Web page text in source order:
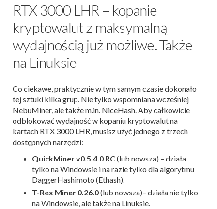
RTX 3000 LHR – kopanie
kryptowalut z maksymalną
wydajnością już możliwe. Także
na Linuksie
Co ciekawe, praktycznie w tym samym czasie dokonało
tej sztuki kilka grup. Nie tylko wspomniana wcześniej
NebuMiner, ale także m.in. NiceHash. Aby całkowicie
odblokować wydajność w kopaniu kryptowalut na
kartach RTX 3000 LHR, musisz użyć jednego z trzech
dostępnych narzędzi:
QuickMiner v0.5.4.0 RC(lub nowsza) – działa
tylko na Windowsie i na razie tylko dla algorytmu
DaggerHashimoto (Ethash).
T-Rex Miner 0.26.0(lub nowsza)– działa nie tylko
na Windowsie, ale także na Linuksie.